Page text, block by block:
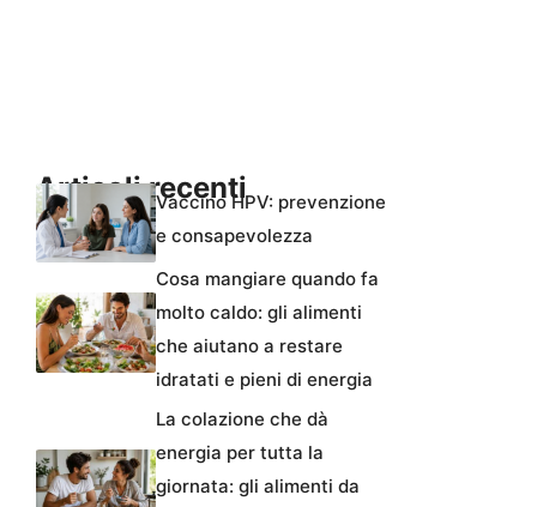
Articoli recentiVaccino HPV: prevenzione
e consapevolezza
Cosa mangiare quando fa
molto caldo: gli alimenti
che aiutano a restare
idratati e pieni di energia
La colazione che dà
energia per tutta la
giornata: gli alimenti da